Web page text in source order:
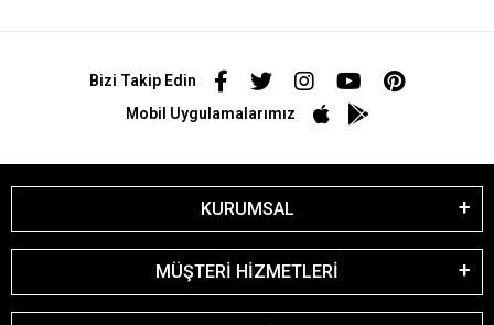
Bizi Takip Edin
Mobil Uygulamalarımız
KURUMSAL
MÜŞTERİ HİZMETLERİ